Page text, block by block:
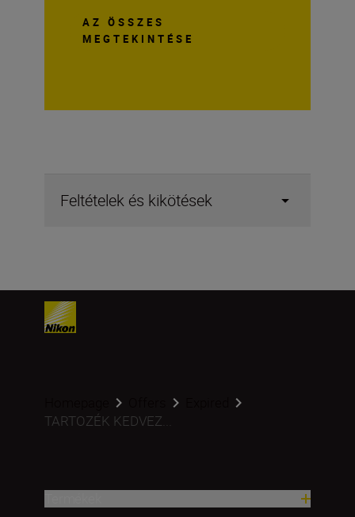
AZ ÖSSZES
MEGTEKINTÉSE
Feltételek és kikötések
TARTOZÉK KEDVEZ...